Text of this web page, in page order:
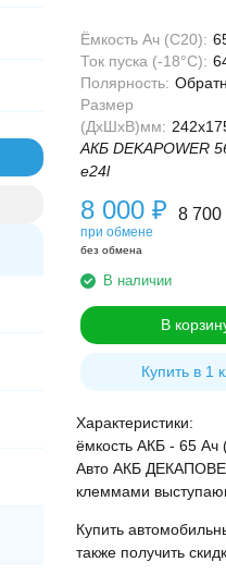
Ёмкость Ач (С20):
Ток пуска (-18°С):
Полярность:
Размер
(ДхШхВ)мм:
АКБ DEKAPOWER
e24l
8 000 ₽
при обмене
8 700
без обмена
В наличии
В
Купить в 1
Характеристики:
ёмкость АКБ - 65 Ач
Авто АКБ
клеммами
Купить
также получить